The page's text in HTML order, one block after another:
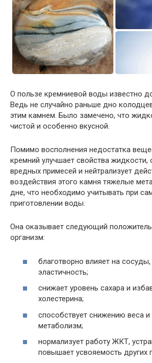
О пользе кремниевой воды известно
Ведь не случайно раньше дно
этим камнем. Было замечено, что
чистой и особенно вкусной.
Помимо восполнения недостатка
кремний улучшает свойства жидкости,
вредных примесей и нейтрализует
воздействия этого камня тяжелые
дне, что необходимо учитывать при
приготовлении воды.
Она оказывает следующий
организм:
благотворно влияет на
эластичность;
снижает уровень сахара и
холестерина;
способствует снижению веса и
метаболизм;
нормализует работу ЖКТ,
повышает усвояемость других